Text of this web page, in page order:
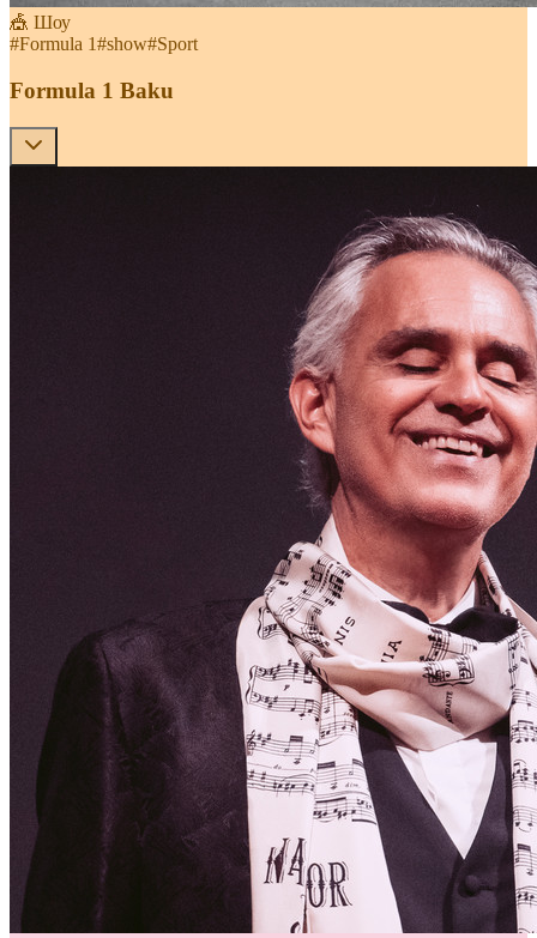
🎪 Шоу
#Formula 1#show#Sport
Formula 1 Baku